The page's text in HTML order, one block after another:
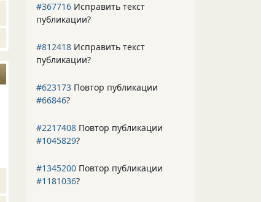
#367716 Исправить текст
публикации?
#812418 Исправить текст
публикации?
#623173 Повтор публикации
#66846?
#2217408 Повтор публикации
#1045829?
#1345200 Повтор публикации
#1181036?